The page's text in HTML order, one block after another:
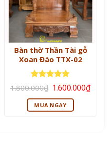
Bàn thờ Thần Tài gỗ
Xoan Đào TTX-02
Được xếp
hạng
5
sao
1.800.000₫ Giá
gốc
là:
1.800.000₫.
1.600.000₫Giá
MUA NGAY